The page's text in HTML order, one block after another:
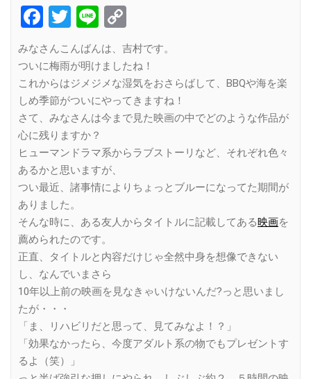
Facebook
Twitter
Line
Link
みなさんこんばんは、吉村です。
ついに梅雨が明けましたね！
これからはジメジメな湿気をおさらばして、BBQや海を楽
しめ季節がついにやってきますね！
さて、みなさんは今まで見た映画の中でどのような作品が
心に残りますか？
ヒューマンドラマ系からラブストーリなど、それぞれ色々
あるかと思いますが、
つい最近、諸事情によりちょっとブルーになってた期間が
ありました。
そんな時に、ある友人からタイトルに記載してある映画を
薦められたのです。
正直、タイトルと内容だけじゃ全然中身を想像できない
し、なんでいまさら
10年以上前の映画を見なきゃいけないんだ?っと思いまし
たが・・・
「ま、リハビリだと思って、見てみなよ！？」
「効果なかったら、今度アダルト系の物でもプレゼントす
るよ（笑）」